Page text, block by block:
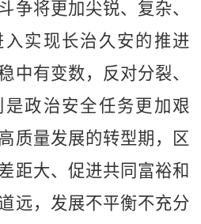
争将更加尖锐、复杂、
实现长治久安的推进
中有变数，反对分裂、
政治安全任务更加艰
质量发展的转型期，区
距大、促进共同富裕和
远，发展不平衡不充分